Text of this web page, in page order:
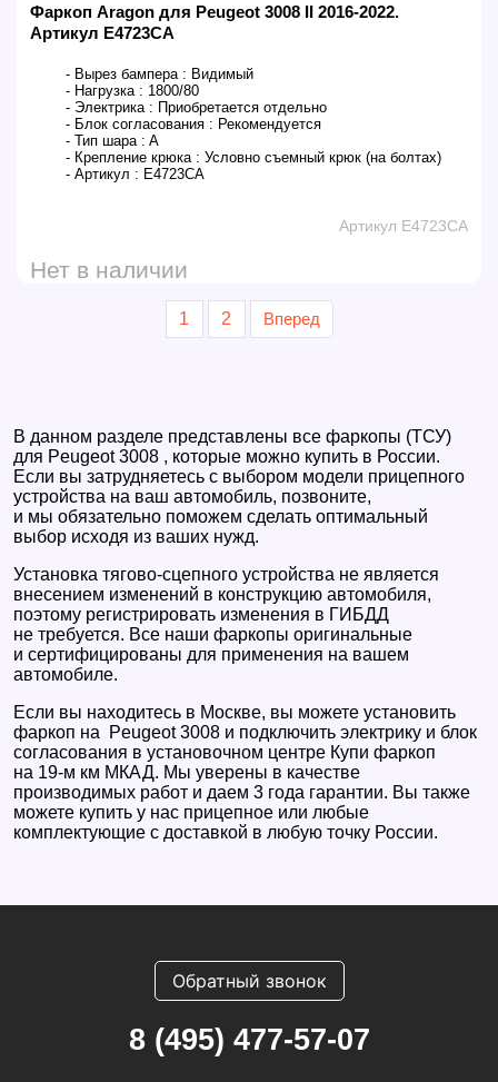
Фаркоп Aragon для Peugeot 3008 II 2016-2022.
Артикул E4723CA
- Вырез бампера : Видимый
- Нагрузка : 1800/80
- Электрика : Приобретается отдельно
- Блок согласования : Рекомендуется
- Тип шара : A
- Крепление крюка : Условно съемный крюк (на болтах)
- Артикул : E4723CA
Артикул E4723CA
Нет в наличии
1 2 Вперед
В данном разделе представлены все фаркопы (ТСУ)
для Peugeot 3008 , которые можно купить в России.
Если вы затрудняетесь с выбором модели прицепного
устройства на ваш автомобиль, позвоните,
и мы обязательно поможем сделать оптимальный
выбор исходя из ваших нужд.
Установка тягово-сцепного устройства не является
внесением изменений в конструкцию автомобиля,
поэтому регистрировать изменения в ГИБДД
не требуется. Все наши фаркопы оригинальные
и сертифицированы для применения на вашем
автомобиле.
Если вы находитесь в Москве, вы можете установить
фаркоп на Peugeot 3008 и подключить электрику и блок
согласования в установочном центре Купи фаркоп
на 19-м км МКАД. Мы уверены в качестве
производимых работ и даем 3 года гарантии. Вы также
можете купить у нас прицепное или любые
комплектующие с доставкой в любую точку России.
Обратный звонок
8 (495) 477-57-07